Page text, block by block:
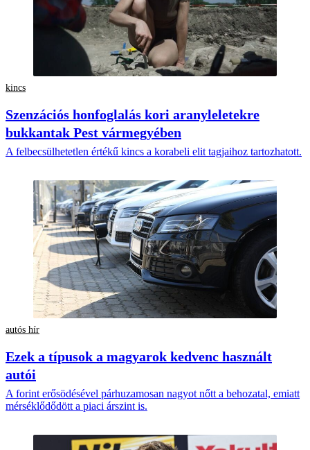
kincs
Szenzációs honfoglalás kori aranyleletekre
bukkantak Pest vármegyében
A felbecsülhetetlen értékű kincs a korabeli elit tagjaihoz tartozhatott.
autós hír
Ezek a típusok a magyarok kedvenc használt
autói
A forint erősödésével párhuzamosan nagyot nőtt a behozatal, emiatt
mérséklődődött a piaci árszint is.